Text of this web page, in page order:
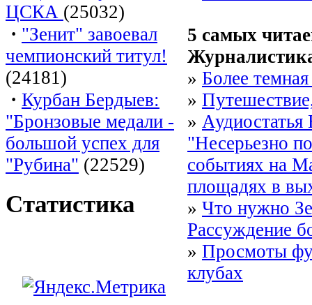
ЦСКА (25032)
· "Зенит" завоевал
чемпионский титул!
(24181)
· Курбан Бердыев:
"Бронзовые медали -
большой успех для
"Рубина" (22529)
Статистика
5 cамых
» Более
»
»
"Несерьезно
событиях на
площадях в
» Что нужно
Рассуждение
» Просмоты
клубах